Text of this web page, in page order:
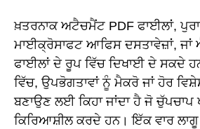
ਖ਼ਤਰਨਾਕ ਅਟੈਚਮੈਂਟ PDF ਫਾਈਲਾਂ,
ਮਾਈਕ੍ਰੋਸਾਫਟ ਆਫਿਸ ਦਸਤਾਵੇਜ਼ਾਂ, ਜਾਂ
ਫਾਈਲਾਂ ਦੇ ਰੂਪ ਵਿੱਚ ਦਿਖਾਈ ਦੇ ਸਕਦੇ
ਵਿੱਚ, ਉਪਭੋਗਤਾਵਾਂ ਨੂੰ ਮੈਕਰੋ ਜਾਂ ਹੋਰ
ਬਣਾਉਣ ਲਈ ਕਿਹਾ ਜਾਂਦਾ ਹੈ ਜੋ
ਕਿਰਿਆਸ਼ੀਲ ਕਰਦੇ ਹਨ। ਇੱਕ ਵਾਰ